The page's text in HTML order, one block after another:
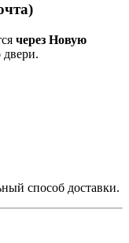
через Новую
способ доставки.